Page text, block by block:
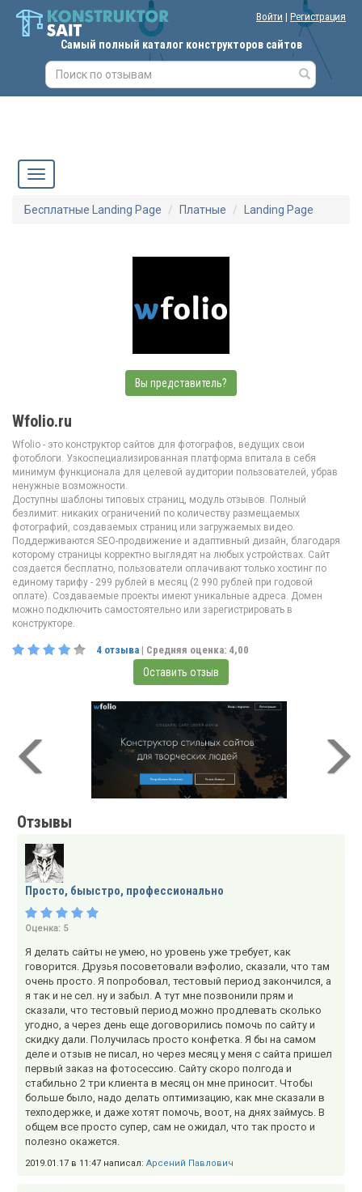
Войти | Регистрация
Самый полный каталог конструкторов сайтов
Бесплатные Landing Page Платные Landing Page
Вы представитель?
Wfolio.ru
Wfolio - это конструктор сайтов для фотографов, ведущих свои
фотоблоги. Узкоспециализированная платформа впитала в себя
минимум функционала для целевой аудитории пользователей, убрав
ненужные возможности.
Доступны шаблоны типовых страниц, модуль отзывов. Полный
безлимит: никаких ограничений по количеству размещаемых
фотографий, создаваемых страниц или загружаемых видео.
Поддерживаются SEO-продвижение и адаптивный дизайн, благодаря
которому страницы корректно выглядят на любых устройствах. Сайт
создается бесплатно, пользователи оплачивают только хостинг по
единому тарифу - 299 рублей в месяц (2 990 рублей при годовой
оплате). Создаваемые проекты имеют уникальные адреса. Домен
можно подключить самостоятельно или зарегистрировать в
конструкторе.
4 отзыва | Средняя оценка: 4,00
Оставить отзыв
Отзывы
Просто, быыстро, профессионально
Оценка: 5
Я делать сайты не умею, но уровень уже требует, как
говорится. Друзья посоветовали вэфолио, сказали, что там
очень просто. Я попробовал, тестовый период закончился, а
я так и не сел. ну и забыл. А тут мне позвонили прям и
сказали, что тестовый период можно продлевать сколько
угодно, а через день еще договорились помочь по сайту и
скидку дали. Получилась просто конфетка. Я бы на самом
деле и отзыв не писал, но через месяц у меня с сайта пришел
первый заказ на фотосессию. Сайту скоро полгода и
стабильно 2 три клиента в месяц он мне приносит. Чтобы
больше было, надо делать оптимизацию, как мне сказали в
техподержке, и даже хотят помочь, воот, на днях займусь. В
общем все просто супер, сам не ожидал, что так просто и
полезно окажется.
2019.01.17 в 11:47 написал: Арсений Павлович